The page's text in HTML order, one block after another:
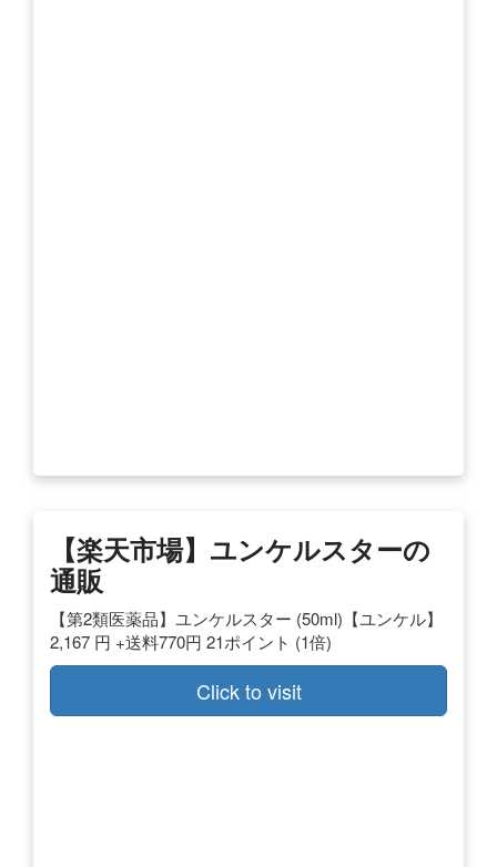
【楽天市場】ユンケルスターの
通販
【第2類医薬品】ユンケルスター (50ml)【ユンケル】
2,167 円 +送料770円 21ポイント (1倍)
Click to visit